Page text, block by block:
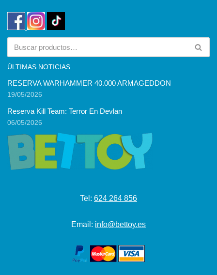
ÚLTIMAS NOTICIAS
RESERVA WARHAMMER 40.000 ARMAGEDDON
19/05/2026
Reserva Kill Team: Terror En Devlan
06/05/2026
Tel: 624 264 856
Email: info@bettoy.es